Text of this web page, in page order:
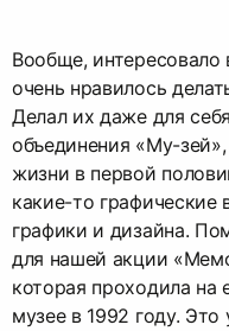
Вообще, интересовало
очень нравилось
Делал их даже для
объединения «Му-
жизни в первой
какие-то графические
графики и дизайна.
для нашей акции
которая проходила на
музее в 1992 году.